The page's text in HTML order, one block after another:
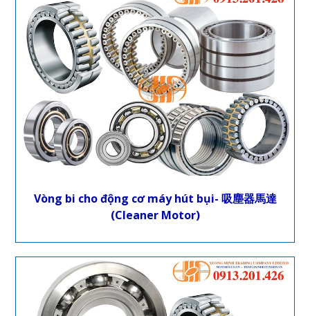
Vòng bi cho động cơ máy hút bụi- 吸塵器馬達
(Cleaner Motor)